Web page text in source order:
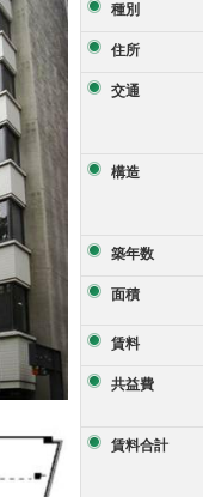
種別
住所
交通
構造
築年数
面積
賃料
共益費
賃料合計